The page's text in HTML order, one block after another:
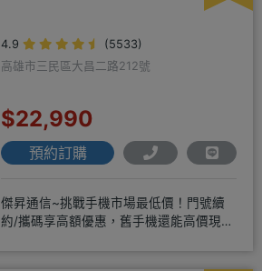
4.9
(5533)
高雄市三民區大昌二路212號
$22,990
預約訂購
傑昇通信~挑戰手機市場最低價！門號續
約/攜碼享高額優惠，舊手機還能高價現金